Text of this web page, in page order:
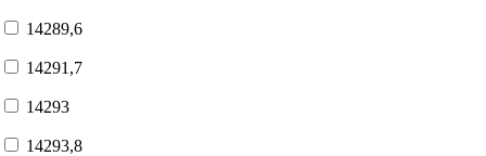
14289,6
14291,7
14293
14293,8